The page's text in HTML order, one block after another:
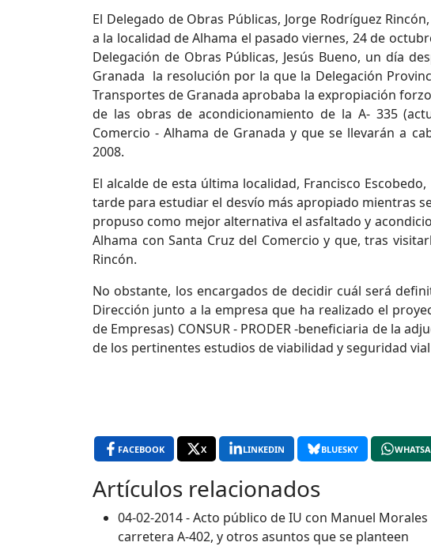
El Delegado de Obras Públicas, Jorge Rodríguez
a la localidad de Alhama el pasado viernes, 24 de
Delegación de Obras Públicas, Jesús Bueno, un día
Granada la resolución por la que la Delegación
Transportes de Granada aprobaba la expropiación
de las obras de acondicionamiento de la A- 335
Comercio - Alhama de Granada y que se llevarán a
2008.
El alcalde de esta última localidad, Francisco
tarde para estudiar el desvío más apropiado mientras
propuso como mejor alternativa el asfaltado y
Alhama con Santa Cruz del Comercio y que, tras
Rincón.
No obstante, los encargados de decidir cuál será
Dirección junto a la empresa que ha realizado el
de Empresas) CONSUR - PRODER -beneficiaria de la
de los pertinentes estudios de viabilidad y seguridad
FACEBOOK X LINKEDIN BLUESKY
Artículos relacionados
04-02-2014 - Acto público de IU con Manuel
carretera A-402, y otros asuntos que se planteen